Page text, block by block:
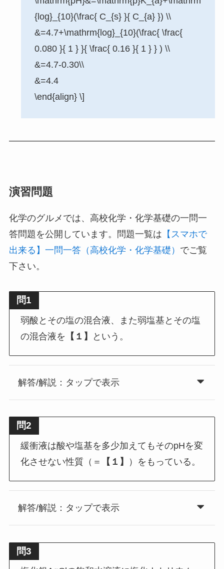
{log}_{10}(\frac{ C_{s} }{ C_{a} }) \\
&=4.7+\mathrm{log}_{10}(\frac{ \frac{
0.080 }{ 1 } }{ \frac{ 0.16 }{ 1 } } ) \\
&=4.7-0.30\\
&=4.4
\end{align} \]
演習問題
化学のグルメでは、高校化学・化学基礎の一問一
答問題を公開しています。問題一覧は 【スマホで
出来る】一問一答（高校化学・化学基礎） でご覧
下さい。
問1
弱酸とその塩の混合液、また弱塩基とその塩
の混合液を
【１】 という。
解答/解説：タップで表示
問2
緩衝液は酸や塩基を多少加えてもそのpHを変
化させない性質（＝
【１】 ）をもっている。
解答/解説：タップで表示
問3